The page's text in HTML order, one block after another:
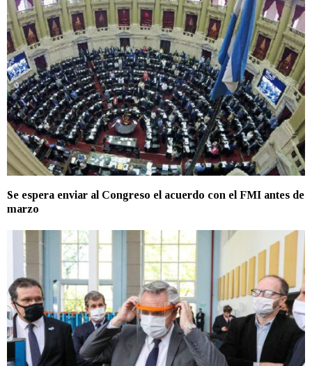
Se espera enviar al Congreso el acuerdo con el FMI antes de
marzo